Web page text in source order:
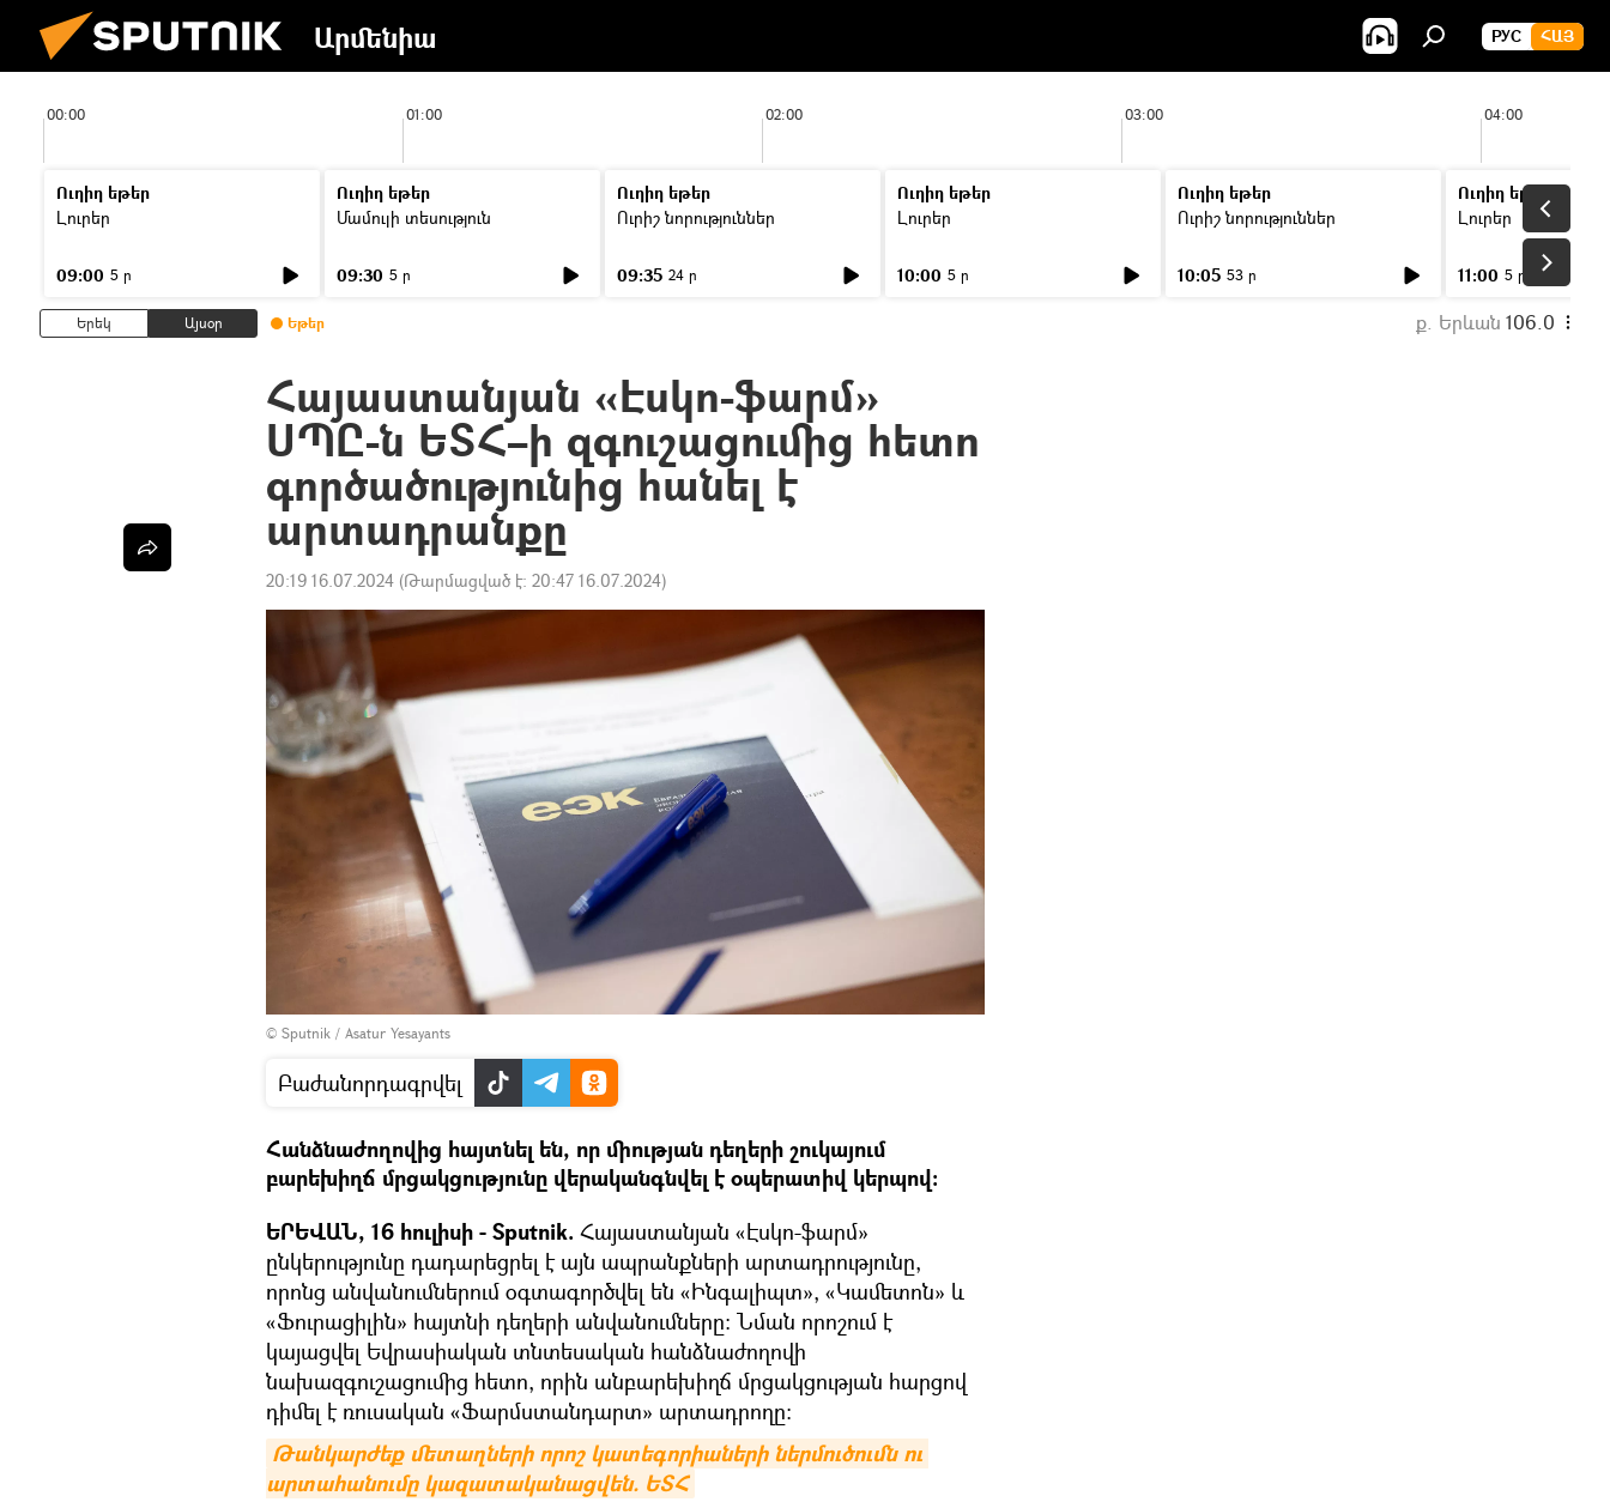
Արմենիա РУС ՀԱՅ
00:00 01:00 02:00 03:00 04:00
Ուղիղ եթեր
Լուրեր
09:00 5 ր
Ուղիղ եթեր
Մամուլի տեսություն
09:30 5 ր
Ուղիղ եթեր
Ուրիշ նորություններ
09:35 24 ր
Ուղիղ եթեր
Լուրեր
10:00 5 ր
Ուղիղ եթեր
Ուրիշ նորություններ
10:05 53 ր
Ուղիղ եթեր
Լուրեր
11:00 5 ր
Երեկ Այսօր Եթեր ք. Երևան 106.0
Հայաստանյան «Էսկո-ֆարմ»
ՍՊԸ-ն ԵՏՀ–ի զգուշացումից հետո
գործածությունից հանել է
արտադրանքը
20:19 16.07.2024 (Թարմացված է: 20:47 16.07.2024)
© Sputnik / Asatur Yesayants
Բաժանորդագրվել
Հանձնաժողովից հայտնել են, որ միության դեղերի շուկայում
բարեխիղճ մրցակցությունը վերականգնվել է օպերատիվ կերպով։
ԵՐԵՎԱՆ, 16 հուլիսի - Sputnik. Հայաստանյան «Էսկո-ֆարմ»
ընկերությունը դադարեցրել է այն ապրանքների արտադրությունը,
որոնց անվանումներում օգտագործվել են «Ինգալիպտ», «Կամետոն» և
«Ֆուրացիլին» հայտնի դեղերի անվանումները: Նման որոշում է
կայացվել Եվրասիական տնտեսական հանձնաժողովի
նախազգուշացումից հետո, որին անբարեխիղճ մրցակցության հարցով
դիմել է ռուսական «Ֆարմստանդարտ» արտադրողը:
Թանկարժեք մետաղների որոշ կատեգորիաների ներմուծումն ու
արտահանումը կազատականացվեն. ԵՏՀ